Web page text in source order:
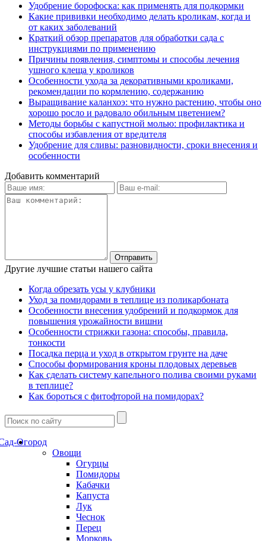
Удобрение борофоска: как применять для подкормки
Какие прививки необходимо делать кроликам, когда и
от каких заболеваний
Краткий обзор препаратов для обработки сада с
инструкциями по применению
Причины появления, симптомы и способы лечения
ушного клеща у кроликов
Особенности ухода за декоративными кроликами,
рекомендации по кормлению, содержанию
Выращивание каланхоэ: что нужно растению, чтобы оно
хорошо росло и радовало обильным цветением?
Методы борьбы с капустной молью: профилактика и
способы избавления от вредителя
Удобрение для сливы: разновидности, сроки внесения и
особенности
Добавить комментарий
Другие лучшие статьи нашего сайта
Когда обрезать усы у клубники
Уход за помидорами в теплице из поликарбоната
Особенности внесения удобрений и подкормок для
повышения урожайности вишни
Особенности стрижки газона: способы, правила,
тонкости
Посадка перца и уход в открытом грунте на даче
Способы формирования кроны плодовых деревьев
Как сделать систему капельного полива своими руками
в теплице?
Как бороться с фитофторой на помидорах?
Огород
Овощи
Огурцы
Помидоры
Кабачки
Капуста
Лук
Чеснок
Перец
Морковь